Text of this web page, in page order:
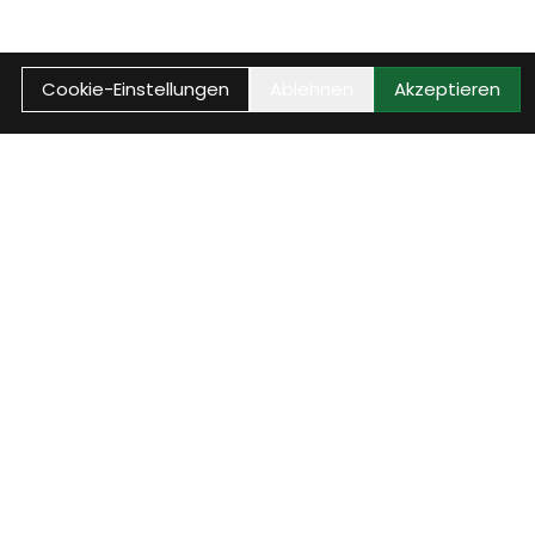
Cookie-Einstellungen Akzeptieren